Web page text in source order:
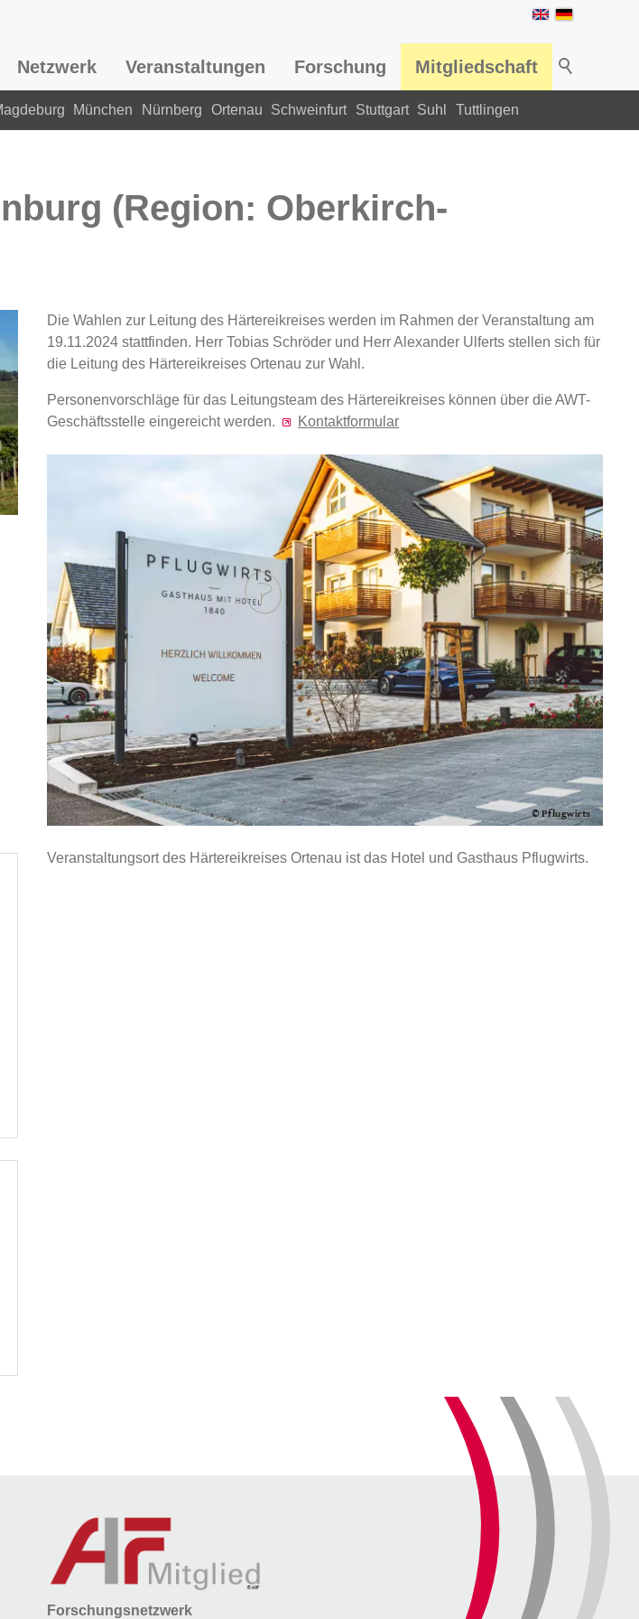
Netzwerk Veranstaltungen Forschung Mitgliedschaft
München Nürnberg Ortenau Schweinfurt Stuttgart Suhl Tuttlingen
(Region: Oberkirch-
Die Wahlen zur Leitung des Härtereikreises werden im Rahmen der Veranstaltung am
19.11.2024 stattfinden. Herr Tobias Schröder und Herr Alexander Ulferts stellen sich für
die Leitung des Härtereikreises Ortenau zur Wahl.
Personenvorschläge für das Leitungsteam des Härtereikreises können über die AWT-
Geschäftsstelle eingereicht werden.
Kontaktformular
Veranstaltungsort des Härtereikreises Ortenau ist das Hotel und Gasthaus Pflugwirts.
Forschungsnetzwerk